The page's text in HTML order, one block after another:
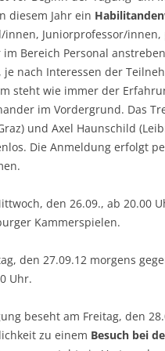
diesem Jahr ein
innen, Juniorprofessor/
Bereich Personal
nach Interessen der
steht wie immer der
im Vordergrund. Das
und Axel Haunschild
Die Anmeldung erfolgt
den 26.09., ab 20.00
Kammerspielen.
den 27.09.12 morgens
Uhr.
beseht am Freitag, den
zu einem Besuch bei